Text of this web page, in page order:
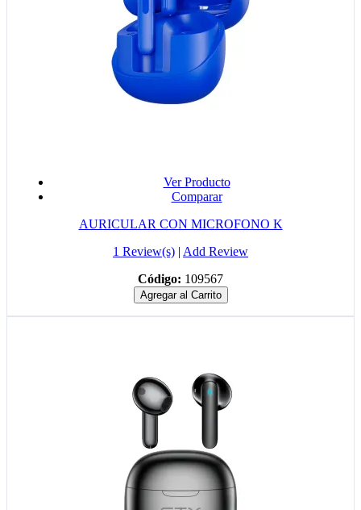
Ver Producto
Comparar
AURICULAR CON MICROFONO K
1 Review(s) | Add Review
Código: 109567
Agregar al Carrito